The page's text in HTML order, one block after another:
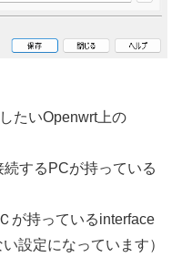
たいOpenwrt上の
するPCが持っている
が持っているinterface
設定になっています）